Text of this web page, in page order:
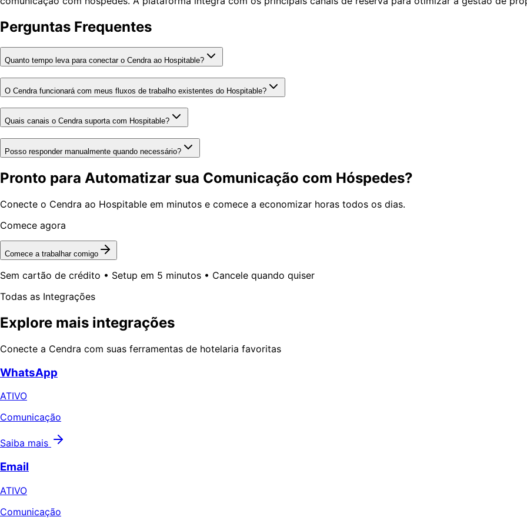
Perguntas Frequentes
Quanto tempo leva para conectar o Cendra ao Hospitable?
O Cendra funcionará com meus fluxos de trabalho existentes do Hospitable?
Quais canais o Cendra suporta com Hospitable?
Posso responder manualmente quando necessário?
Pronto para Automatizar sua Comunicação com Hóspedes?
Conecte o Cendra ao Hospitable em minutos e comece a economizar horas todos os dias.
Comece agora
Comece a trabalhar comigo
Sem cartão de crédito • Setup em 5 minutos • Cancele quando quiser
Todas as Integrações
Explore mais integrações
Conecte a Cendra com suas ferramentas de hotelaria favoritas
WhatsApp
ATIVO
Comunicação
Saiba mais
Email
ATIVO
Comunicação